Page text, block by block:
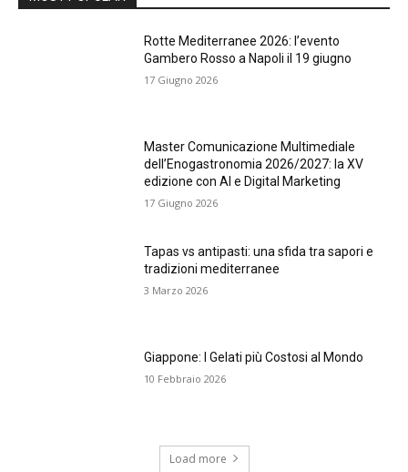
Rotte Mediterranee 2026: l’evento
Gambero Rosso a Napoli il 19 giugno
17 Giugno 2026
Master Comunicazione Multimediale
dell’Enogastronomia 2026/2027: la XV
edizione con AI e Digital Marketing
17 Giugno 2026
Tapas vs antipasti: una sfida tra sapori e
tradizioni mediterranee
3 Marzo 2026
Giappone: I Gelati più Costosi al Mondo
10 Febbraio 2026
Load more